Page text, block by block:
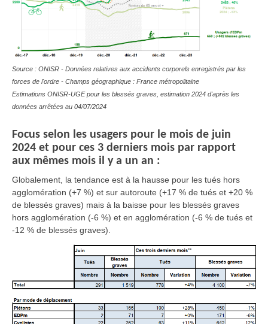
Source : ONISR - Données relatives aux accidents corporels enregistrés par les
forces de l'ordre - Champs géographique : France métropolitaine
Estimations ONISR-UGE pour les blessés graves, estimation 2024 d'après les
données arrêtées au 04/07/2024
Focus selon les usagers pour le mois de juin
2024 et pour ces 3 derniers mois par rapport
aux mêmes mois il y a un an :
Globalement, la tendance est à la hausse pour les tués hors
agglomération (+7 %) et sur autoroute (+17 % de tués et +20 %
de blessés graves) mais à la baisse pour les blessés graves
hors agglomération (-6 %) et en agglomération (-6 % de tués et
-12 % de blessés graves).